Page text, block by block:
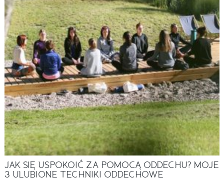
JAK SIĘ USPOKOIĆ ZA POMOCĄ ODDECHU? MOJE
3 ULUBIONE TECHNIKI ODDECHOWE